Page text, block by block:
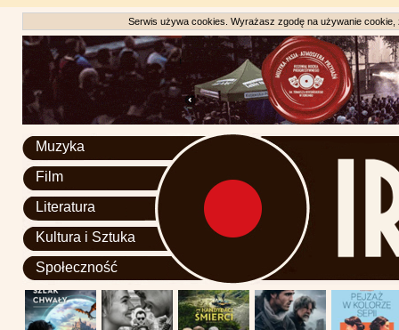
Serwis używa cookies. Wyrażasz zgodę na używanie
Muzyka
Film
Literatura
Kultura i Sztuka
Społeczność